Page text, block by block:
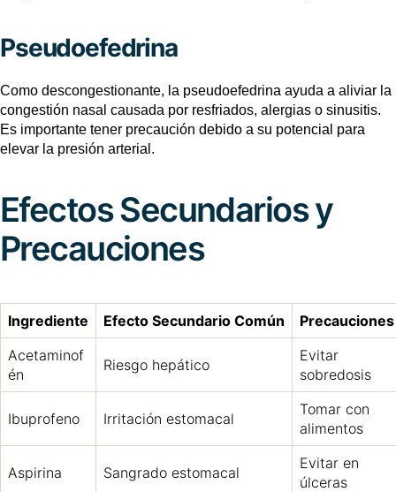
Pseudoefedrina
Como descongestionante, la pseudoefedrina ayuda a aliviar la
congestión nasal causada por resfriados, alergias o sinusitis.
Es importante tener precaución debido a su potencial para
elevar la presión arterial.
Efectos Secundarios y
Precauciones
Ingrediente Efecto Secundario Común
Precauciones
Acetaminof
én
Riesgo hepático
Evitar
sobredosis
Ibuprofeno Irritación estomacal
Tomar con
alimentos
Aspirina Sangrado estomacal
Evitar en
úlceras